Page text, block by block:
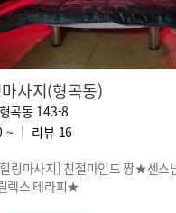
사지(형곡동)
곡동 143-8
~ 리뷰 16
링마사지] 친절마인드 짱★센스
렉스 테라피★